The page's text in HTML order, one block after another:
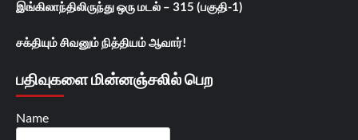
இங்கிலாந்திலிருந்து ஒரு மடல் – 315 (பகுதி-1)
சக்தியும் சிவனும் நித்தியம் ஆவார்!
பதிவுகளை மின்னஞ்சலில் பெற
Name